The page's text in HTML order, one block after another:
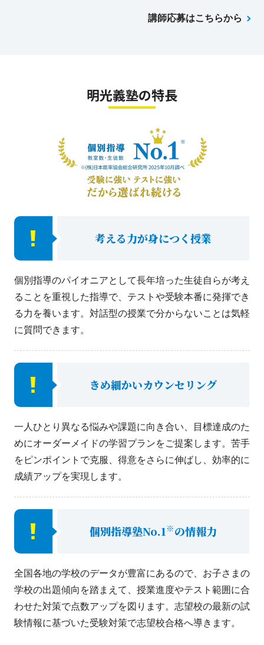
講師応募はこちらから
明光義塾の特長
考える力が身につく授業
個別指導のパイオニアとして長年培った生徒自らが考え
ることを重視した指導で、テストや受験本番に発揮でき
る力を養います。対話型の授業で分からないことは気軽
に質問できます。
きめ細かいカウンセリング
一人ひとり異なる悩みや課題に向き合い、目標達成のた
めにオーダーメイドの学習プランをご提案します。苦手
をピンポイントで克服、得意をさらに伸ばし、効率的に
成績アップを実現します。
個別指導塾No.1 ※の情報力
全国各地の学校のデータが豊富にあるので、お子さまの
学校の出題傾向を踏まえて、授業進度やテスト範囲に合
わせた対策で点数アップを図ります。志望校の最新の試
験情報に基づいた受験対策で志望校合格へ導きます。